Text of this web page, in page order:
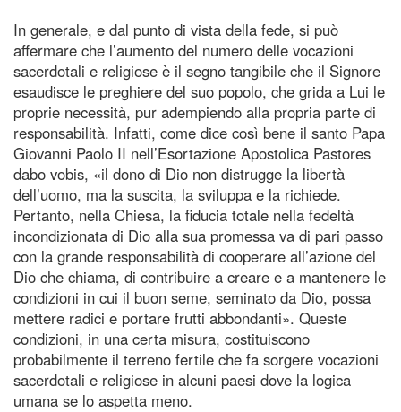
In generale, e dal punto di vista della fede, si può
affermare che l’aumento del numero delle vocazioni
sacerdotali e religiose è il segno tangibile che il Signore
esaudisce le preghiere del suo popolo, che grida a Lui le
proprie necessità, pur adempiendo alla propria parte di
responsabilità. Infatti, come dice così bene il santo Papa
Giovanni Paolo II nell’Esortazione Apostolica Pastores
dabo vobis, «il dono di Dio non distrugge la libertà
dell’uomo, ma la suscita, la sviluppa e la richiede.
Pertanto, nella Chiesa, la fiducia totale nella fedeltà
incondizionata di Dio alla sua promessa va di pari passo
con la grande responsabilità di cooperare all’azione del
Dio che chiama, di contribuire a creare e a mantenere le
condizioni in cui il buon seme, seminato da Dio, possa
mettere radici e portare frutti abbondanti». Queste
condizioni, in una certa misura, costituiscono
probabilmente il terreno fertile che fa sorgere vocazioni
sacerdotali e religiose in alcuni paesi dove la logica
umana se lo aspetta meno.